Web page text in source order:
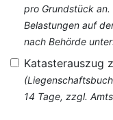
pro Grundstück
Belastungen auf
nach Behörde
Katasterauszug
14 Tage, zzgl.